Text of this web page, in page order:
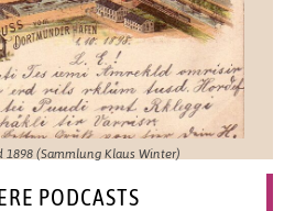
(Sammlung Klaus Winter)
PODCASTS